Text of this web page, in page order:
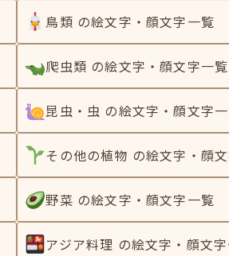
鳥類 の絵文字・顔文字一覧
爬虫類 の絵文字・顔文字一覧
昆虫・虫 の絵文字・顔文字
その他の植物 の絵文字・顔
野菜 の絵文字・顔文字一覧
アジア料理 の絵文字・顔文